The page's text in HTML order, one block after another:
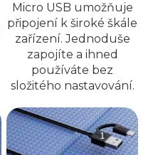
Micro USB umožňuje
připojení k široké škále
zařízení. Jednoduše
zapojíte a ihned
používáte bez
složitého nastavování.